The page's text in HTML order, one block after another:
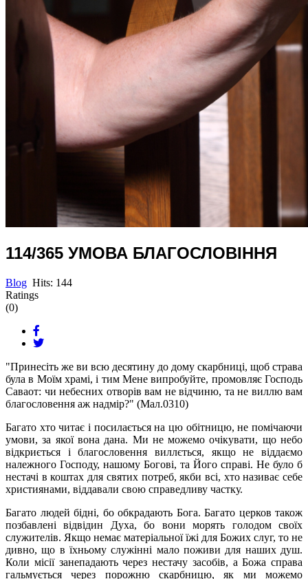
114/365 УМОВА БЛАГОСЛОВІННЯ
Blog Hits: 144
Ratings
(0)
"Принесіть же ви всю десятину до дому скарбниці, щоб страва
була в Моїм храмі, і тим Мене випробуйте, промовляє Господь
Саваот: чи небесних отворів вам не відчиню, та не виллю вам
благословення аж надмір?" (Мал.0310)
Багато хто читає і посилається на цю обітницю, не помічаючи
умови, за якої вона дана. Ми не можемо очікувати, що небо
відкриється і благословення виллється, якщо не віддаємо
належного Господу, нашому Богові, та Його справі. Не було б
нестачі в коштах для святих потреб, якби всі, хто називає себе
християнами, віддавали свою справедливу частку.
Багато людей бідні, бо обкрадають Бога. Багато церков також
позбавлені відвідин Духа, бо вони морять голодом своїх
служителів. Якщо немає матеріальної їжі для Божих слуг, то не
дивно, що в їхньому служінні мало поживи для наших душ.
Коли місії занепадають через нестачу засобів, а Божа справа
гальмується через порожню скарбницю, як ми можемо